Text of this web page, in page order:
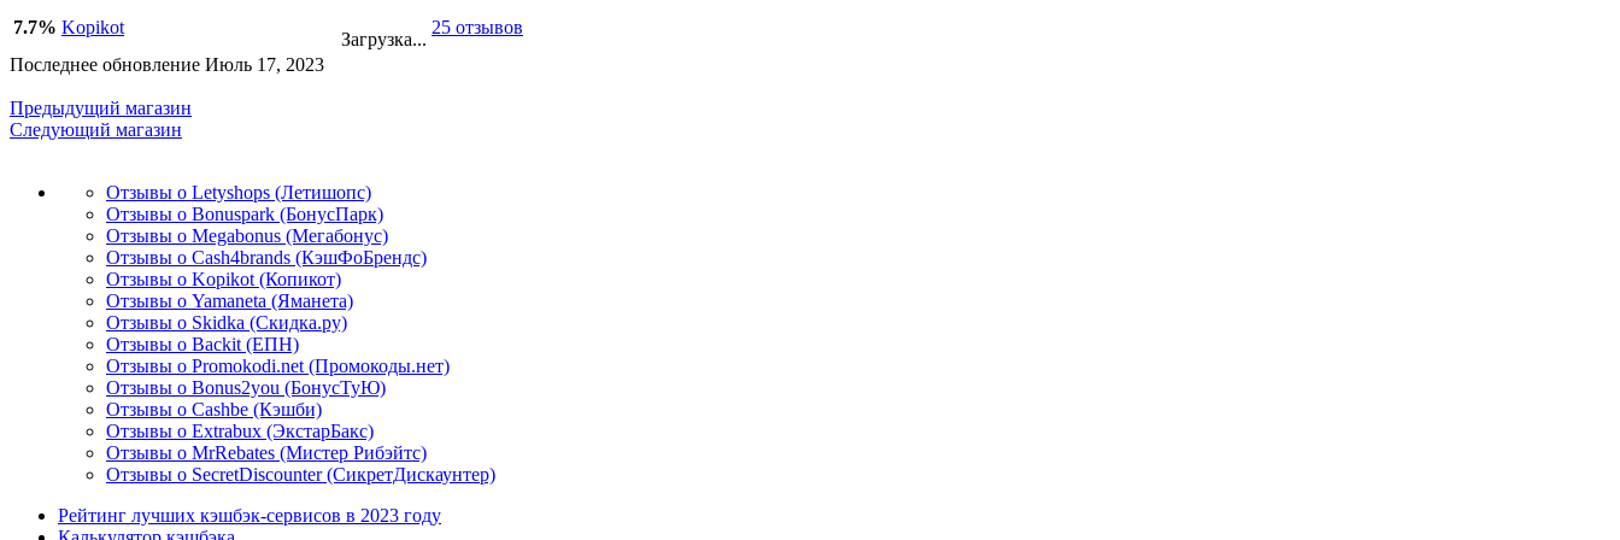
7.7% Kopikot
Загрузка...
25 отзывов
Последнее обновление Июль 17, 2023
Предыдущий магазин
Следующий магазин
Отзывы о Letyshops (Летишопс)
Отзывы о Bonuspark (БонусПарк)
Отзывы о Megabonus (Мегабонус)
Отзывы о Cash4brands (КэшФоБрендс)
Отзывы о Kopikot (Копикот)
Отзывы о Yamaneta (Яманета)
Отзывы о Skidka (Скидка.ру)
Отзывы о Backit (ЕПН)
Отзывы о Promokodi.net (Промокоды.нет)
Отзывы о Bonus2you (БонусТуЮ)
Отзывы о Cashbe (Кэшби)
Отзывы о Extrabux (ЭкстарБакс)
Отзывы о MrRebates (Мистер Рибэйтс)
Отзывы о SecretDiscounter (СикретДискаунтер)
Рейтинг лучших кэшбэк-сервисов в 2023 году